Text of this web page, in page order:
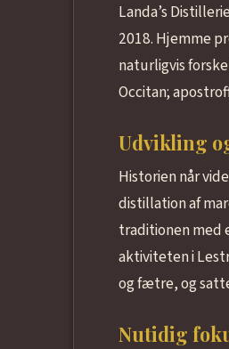
Landa’s
2018. Hjemme
naturligvis
Occitan;
Udvikling
Historien når
distillation af
traditionen med
aktiviteten i
og fætre, og
Nutidig